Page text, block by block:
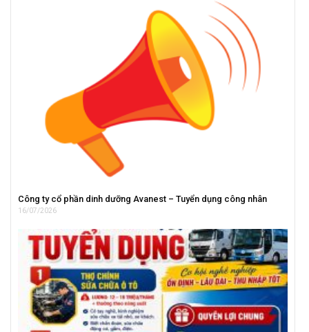
Công ty cổ phần dinh dưỡng Avanest – Tuyển dụng công nhân
16/07/2026